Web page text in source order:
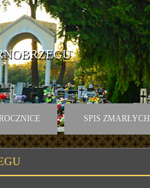
SPIS ZMARŁYCH